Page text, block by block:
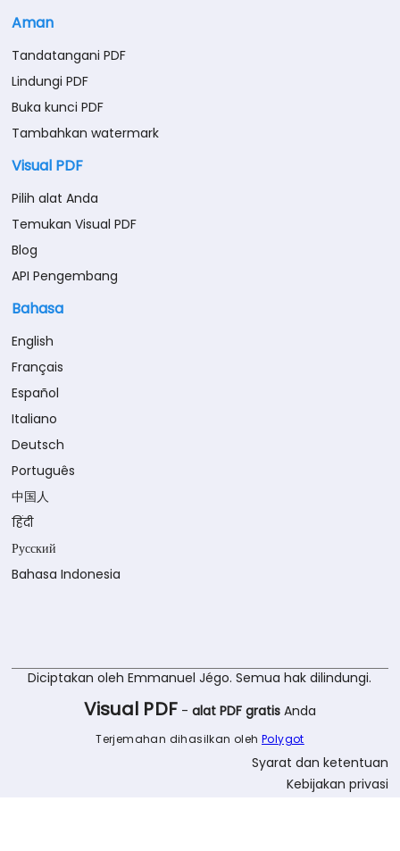
Aman
Tandatangani PDF
Lindungi PDF
Buka kunci PDF
Tambahkan watermark
Visual PDF
Pilih alat Anda
Temukan Visual PDF
Blog
API Pengembang
Bahasa
English
Français
Español
Italiano
Deutsch
Português
中国人
हिंदी
Русский
Bahasa Indonesia
Diciptakan oleh Emmanuel Jégo. Semua hak dilindungi.
Visual PDF -alat PDF gratis Anda
Terjemahan dihasilkan oleh Polygot
Syarat dan ketentuan
Kebijakan privasi